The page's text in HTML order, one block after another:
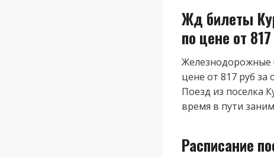
Жд билеты
по цене от
Железнодорожные
цене от 817 руб за
Поезд из поселка
время в пути
Расписание